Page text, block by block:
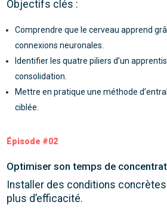
Objectifs clés :
Comprendre que le cerveau apprend
connexions neuronales.
Identifier les quatre piliers d’un
consolidation.
Mettre en pratique une méthode
ciblée.
Épisode #02
Optimiser son temps de
Installer des conditions
plus d’efficacité.